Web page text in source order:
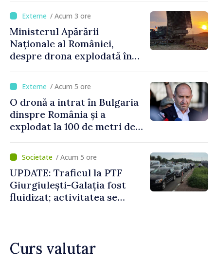
orășenesc a aprobat decizia
finală
/ Acum 3 ore
Ministerul Apărării
Naționale al României,
despre drona explodată în
nu au detectat niciun
vehicul aerian”
/ Acum 5 ore
O dronă a intrat în Bulgaria
dinspre România și a
explodat la 100 de metri de
/ Acum 5 ore
UPDATE: Traficul la PTF
Giurgiulești-Galația fost
fluidizat; activitatea se
Curs valutar